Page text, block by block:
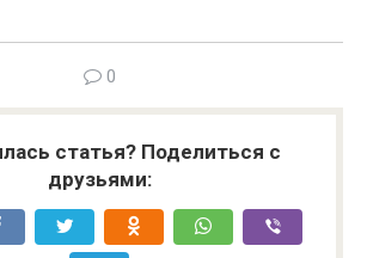
0
статья? Поделиться с
друзьями: